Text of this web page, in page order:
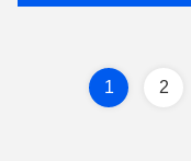
1 2